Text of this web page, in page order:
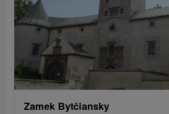
Zamek Bytčiansky